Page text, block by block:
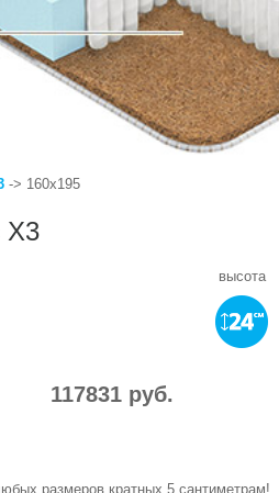
-> 160x195
X3
высота
117831 руб.
размеров кратных 5 сантиметрам!